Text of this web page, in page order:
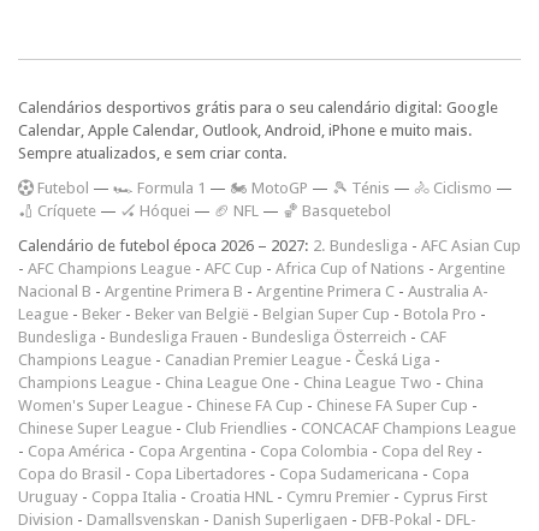
Calendários desportivos grátis para o seu calendário digital: Google
Calendar, Apple Calendar, Outlook, Android, iPhone e muito mais.
Sempre atualizados, e sem criar conta.
Futebol — 🏎️ Formula 1 — 🏍 MotoGP — 🎾 Ténis — 🚴 Ciclismo —
🏏 Críquete — 🏑 Hóquei — 🏈 NFL — 🏀 Basquetebol
Calendário de futebol época 2026 – 2027: 2. Bundesliga - AFC Asian Cup
- AFC Champions League - AFC Cup - Africa Cup of Nations - Argentine
Nacional B - Argentine Primera B - Argentine Primera C - Australia A-
League - Beker - Beker van België - Belgian Super Cup - Botola Pro -
Bundesliga - Bundesliga Frauen - Bundesliga Österreich - CAF
Champions League - Canadian Premier League - Česká Liga -
Champions League - China League One - China League Two - China
Women's Super League - Chinese FA Cup - Chinese FA Super Cup -
Chinese Super League - Club Friendlies - CONCACAF Champions League
- Copa América - Copa Argentina - Copa Colombia - Copa del Rey -
Copa do Brasil - Copa Libertadores - Copa Sudamericana - Copa
Uruguay - Coppa Italia - Croatia HNL - Cymru Premier - Cyprus First
Division - Damallsvenskan - Danish Superligaen - DFB-Pokal - DFL-